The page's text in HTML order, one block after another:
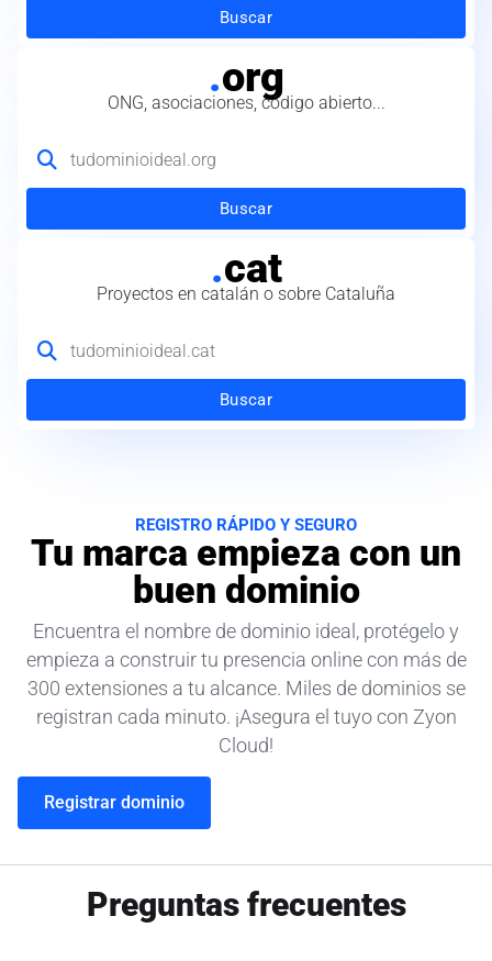
Buscar
.org
ONG, asociaciones, código abierto...
Buscar
.cat
Proyectos en catalán o sobre Cataluña
Buscar
REGISTRO RÁPIDO Y SEGURO
Tu marca empieza con un
buen dominio
Encuentra el nombre de dominio ideal, protégelo y
empieza a construir tu presencia online con más de
300 extensiones a tu alcance. Miles de dominios se
registran cada minuto. ¡Asegura el tuyo con Zyon
Cloud!
Registrar dominio
Preguntas frecuentes